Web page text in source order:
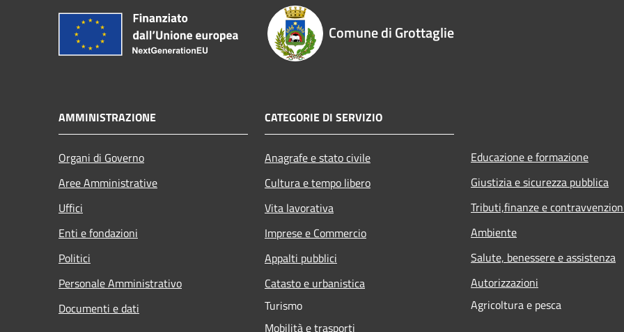
Comune di Grottaglie
AMMINISTRAZIONE
Organi di Governo
Aree Amministrative
Uffici
Enti e fondazioni
Politici
Personale Amministrativo
Documenti e dati
CATEGORIE DI SERVIZIO
Anagrafe e stato civile
Cultura e tempo libero
Vita lavorativa
Imprese e Commercio
Appalti pubblici
Catasto e urbanistica
Turismo
Mobilità e trasporti
Educazione e formazione
Giustizia e sicurezza pubblica
Tributi,finanze e
Ambiente
Salute, benessere e assistenza
Autorizzazioni
Agricoltura e pesca